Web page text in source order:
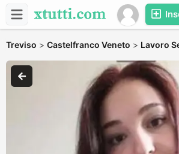
Treviso > Castelfranco Veneto > Lavoro